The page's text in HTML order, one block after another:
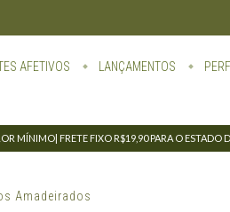
AFETIVOS LANÇAMENTOS
MÍNIMO| FRETE FIXO R$19,90 PARA O ESTADO
Amadeirados